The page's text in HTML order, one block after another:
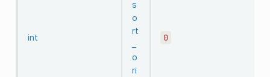
int
s
o
rt
o
ri
0